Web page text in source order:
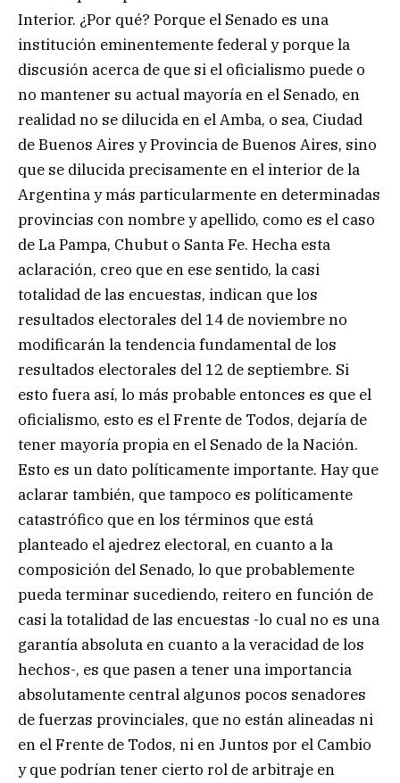
Interior. ¿Por qué? Porque el Senado es una
institución eminentemente federal y porque la
discusión acerca de que si el oficialismo puede o
no mantener su actual mayoría en el Senado, en
realidad no se dilucida en el Amba, o sea, Ciudad
de Buenos Aires y Provincia de Buenos Aires, sino
que se dilucida precisamente en el interior de la
Argentina y más particularmente en determinadas
provincias con nombre y apellido, como es el caso
de La Pampa, Chubut o Santa Fe. Hecha esta
aclaración, creo que en ese sentido, la casi
totalidad de las encuestas, indican que los
resultados electorales del 14 de noviembre no
modificarán la tendencia fundamental de los
resultados electorales del 12 de septiembre. Si
esto fuera así, lo más probable entonces es que el
oficialismo, esto es el Frente de Todos, dejaría de
tener mayoría propia en el Senado de la Nación.
Esto es un dato políticamente importante. Hay que
aclarar también, que tampoco es políticamente
catastrófico que en los términos que está
planteado el ajedrez electoral, en cuanto a la
composición del Senado, lo que probablemente
pueda terminar sucediendo, reitero en función de
casi la totalidad de las encuestas -lo cual no es una
garantía absoluta en cuanto a la veracidad de los
hechos-, es que pasen a tener una importancia
absolutamente central algunos pocos senadores
de fuerzas provinciales, que no están alineadas ni
en el Frente de Todos, ni en Juntos por el Cambio
y que podrían tener cierto rol de arbitraje en